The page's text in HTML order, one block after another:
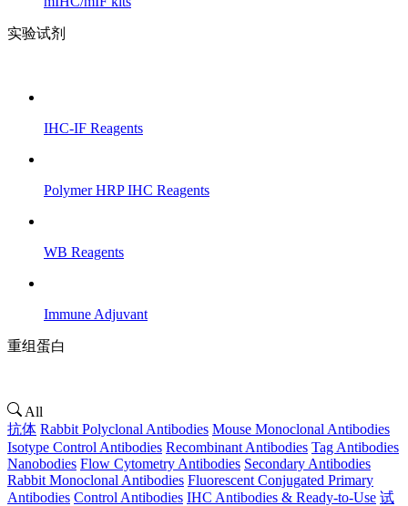
实验试剂
IHC-IF Reagents
Polymer HRP IHC Reagents
WB Reagents
Immune Adjuvant
重组蛋白
All
抗体 Rabbit Polyclonal Antibodies Mouse Monoclonal Antibodies
Isotype Control Antibodies Recombinant Antibodies Tag Antibodies
Nanobodies Flow Cytometry Antibodies Secondary Antibodies
Rabbit Monoclonal Antibodies Fluorescent Conjugated Primary
Antibodies Control Antibodies IHC Antibodies & Ready-to-Use 试